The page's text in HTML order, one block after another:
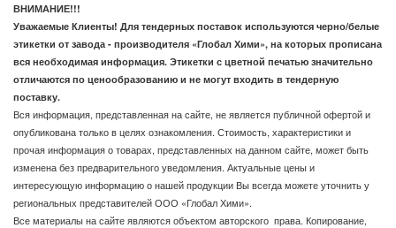
ВНИМАНИЕ!!!
Уважаемые Клиенты! Для тендерных поставок используются черно/белые
этикетки от завода - производителя «Глобал Хими», на которых прописана
вся необходимая информация. Этикетки с цветной печатью значительно
отличаются по ценообразованию и не могут входить в тендерную
поставку.
Вся информация, представленная на сайте, не является публичной офертой и
опубликована только в целях ознакомления. Стоимость, характеристики и
прочая информация о товарах, представленных на данном сайте, может быть
изменена без предварительного уведомления. Актуальные цены и
интересующую информацию о нашей продукции Вы всегда можете уточнить у
региональных представителей ООО «Глобал Хими».
Все материалы на сайте являются объектом авторского права. Копирование,